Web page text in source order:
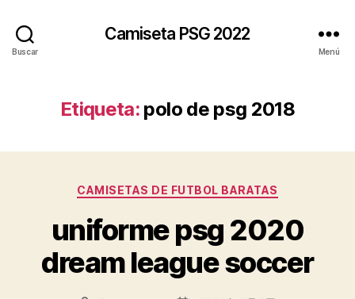
Buscar
Camiseta PSG 2022
Menú
Etiqueta: polo de psg 2018
Categorías
CAMISETAS DE FUTBOL BARATAS
uniforme psg 2020
dream league soccer